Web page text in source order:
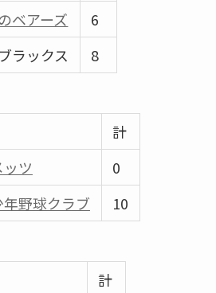
ベアーズ
6
ラックス
8
計
ツ
0
野球クラブ
10
計